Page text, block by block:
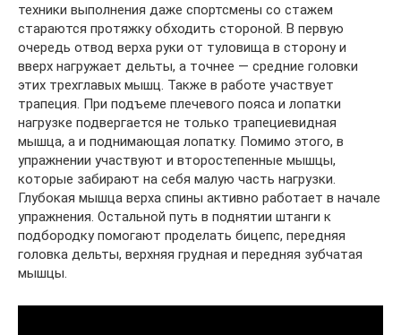
техники выполнения даже спортсмены со стажем
стараются протяжку обходить стороной. В первую
очередь отвод верха руки от туловища в сторону и
вверх нагружает дельты, а точнее — средние головки
этих трехглавых мышц. Также в работе участвует
трапеция. При подъеме плечевого пояса и лопатки
нагрузке подвергается не только трапециевидная
мышца, а и поднимающая лопатку. Помимо этого, в
упражнении участвуют и второстепенные мышцы,
которые забирают на себя малую часть нагрузки.
Глубокая мышца верха спины активно работает в начале
упражнения. Остальной путь в поднятии штанги к
подбородку помогают проделать бицепс, передняя
головка дельты, верхняя грудная и передняя зубчатая
мышцы.